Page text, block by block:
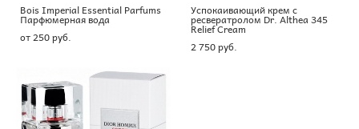
Bois Imperial Essential Parfums
Парфюмерная вода
от 250 pуб.
Успокаивающий крем с
ресвератролом Dr. Althea 345
Relief Cream
2 750 pуб.